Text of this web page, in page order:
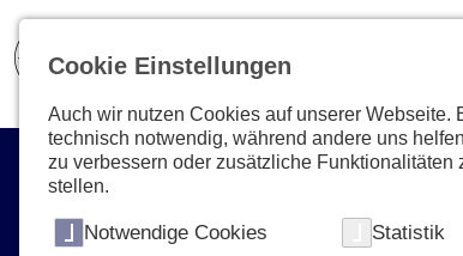
Cookie Einstellungen
Auch wir nutzen Cookies auf unserer Webseite.
technisch notwendig, während andere uns
zu verbessern oder zusätzliche Funktionalitäten
stellen.
Notwendige Cookies Statistik